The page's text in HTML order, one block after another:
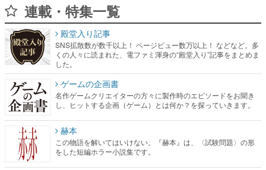
連載・特集一覧
殿堂入り記事
SNS拡散数が数千以上！ ページビュー数万以上！ などなど。多
くの人々に読まれた、電ファミ渾身の“殿堂入り”記事をまとめま
した。
ゲームの企画書
名作ゲームクリエイターの方々に製作時のエピソードをお聞き
し、ヒットする企画（ゲーム）とは何か？を探っていきます。
赫本
この物語を解いてはいけない。『赫本』は、〈試験問題〉の形
をした短編ホラー小説集です。